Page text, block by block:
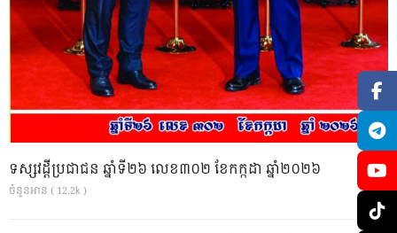
ទស្សវដ្តីប្រជាជន ឆ្នាំទី២៦ លេខ៣០២ ខែកក្កដា ឆ្នាំ២០២៦
ចំនួនអាន ( 12.2k )